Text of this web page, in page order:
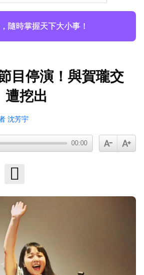
隨時掌握天下大小事！
目停演！與賀瓏交
遭挖出
沈芳宇
00:00